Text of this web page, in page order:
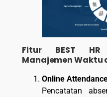
Fitur BEST
Manajemen Waktu
Online
Pencatatan